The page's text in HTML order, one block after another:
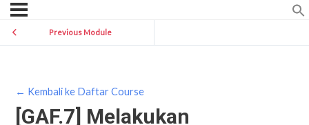
Previous Module
← Kembali ke Daftar Course
[GAF.7] Melakukan